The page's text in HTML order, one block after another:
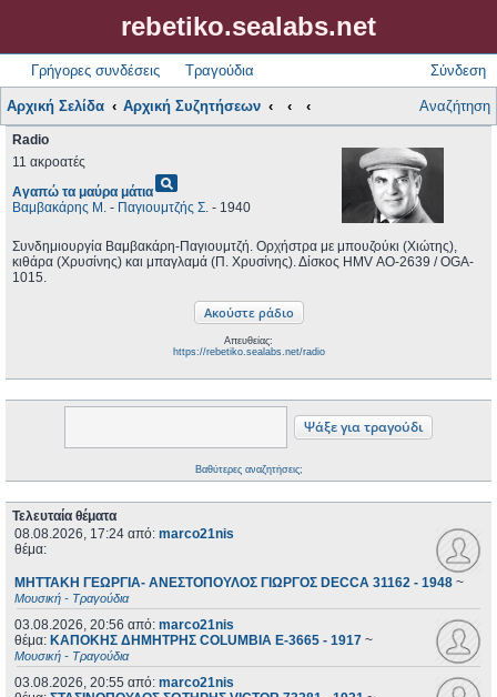
rebetiko.sealabs.net
Γρήγορες συνδέσεις Τραγούδια Σύνδεση
Αρχική Σελίδα Αρχική Συζητήσεων Αναζήτηση
Radio
11 ακροατές
Αγαπώ τα μαύρα μάτιαpageview
Βαμβακάρης Μ. - Παγιουμτζής Σ. - 1940
Συνδημιουργία Βαμβακάρη-Παγιουμτζή. Ορχήστρα με μπουζούκι (Χιώτης),
κιθάρα (Χρυσίνης) και μπαγλαμά (Π. Χρυσίνης). Δίσκος ΗMV ΑΟ-2639 / OGA-
1015.
Απευθείας:
https://rebetiko.sealabs.net/radio
Βαθύτερες αναζητήσεις;
Τελευταία θέματα
08.08.2026, 17:24 από: marco21nis
θέμα:
ΜΗΤΤΑΚΗ ΓΕΩΡΓΙΑ- ΑΝΕΣΤΟΠΟΥΛΟΣ ΓΙΩΡΓΟΣ DECCA 31162 - 1948 ~
Μουσική - Τραγούδια
03.08.2026, 20:56 από: marco21nis
θέμα: ΚΑΠΟΚΗΣ ΔΗΜΗΤΡΗΣ COLUMBIA E-3665 - 1917 ~
Μουσική - Τραγούδια
03.08.2026, 20:55 από: marco21nis